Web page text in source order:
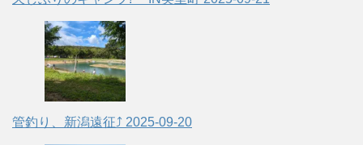
管釣り、新潟遠征⤴ 2025-09-20